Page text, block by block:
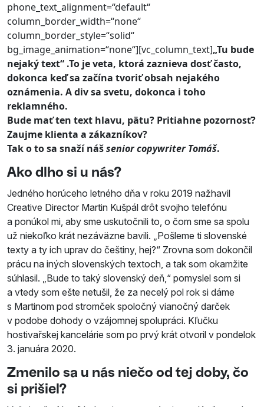
phone_text_alignment=“default“
column_border_width=“none“
column_border_style=“solid“
bg_image_animation=“none“][vc_column_text]„Tu bude
nejaký text“ .To je veta, ktorá zaznieva dosť často,
dokonca keď sa začína tvoriť obsah nejakého
oznámenia. A div sa svetu, dokonca i toho
reklamného.
Bude mať ten text hlavu, pätu? Pritiahne pozornosť?
Zaujme klienta a zákazníkov?
Tak o to sa snaží nášsenior copywriter Tomáš.
Ako dlho si u nás?
Jedného horúceho letného dňa v roku 2019 nažhavil
Creative Director Martin Kušpál drôt svojho telefónu
a ponúkol mi, aby sme uskutočnili to, o čom sme sa spolu
už niekoľko krát nezáväzne bavili. „Pošleme ti slovenské
texty a ty ich uprav do češtiny, hej?“ Zrovna som dokončil
prácu na iných slovenských textoch, a tak som okamžite
súhlasil. „Bude to taký slovenský deň,“ pomyslel som si
a vtedy som ešte netušil, že za necelý pol rok si dáme
s Martinom pod stromček spoločný vianočný darček
v podobe dohody o vzájomnej spolupráci. Kľučku
hostivařskej kancelárie som po prvý krát otvoril v pondelok
3. januára 2020.
Zmenilo sa u nás niečo od tej doby, čo
si prišiel?